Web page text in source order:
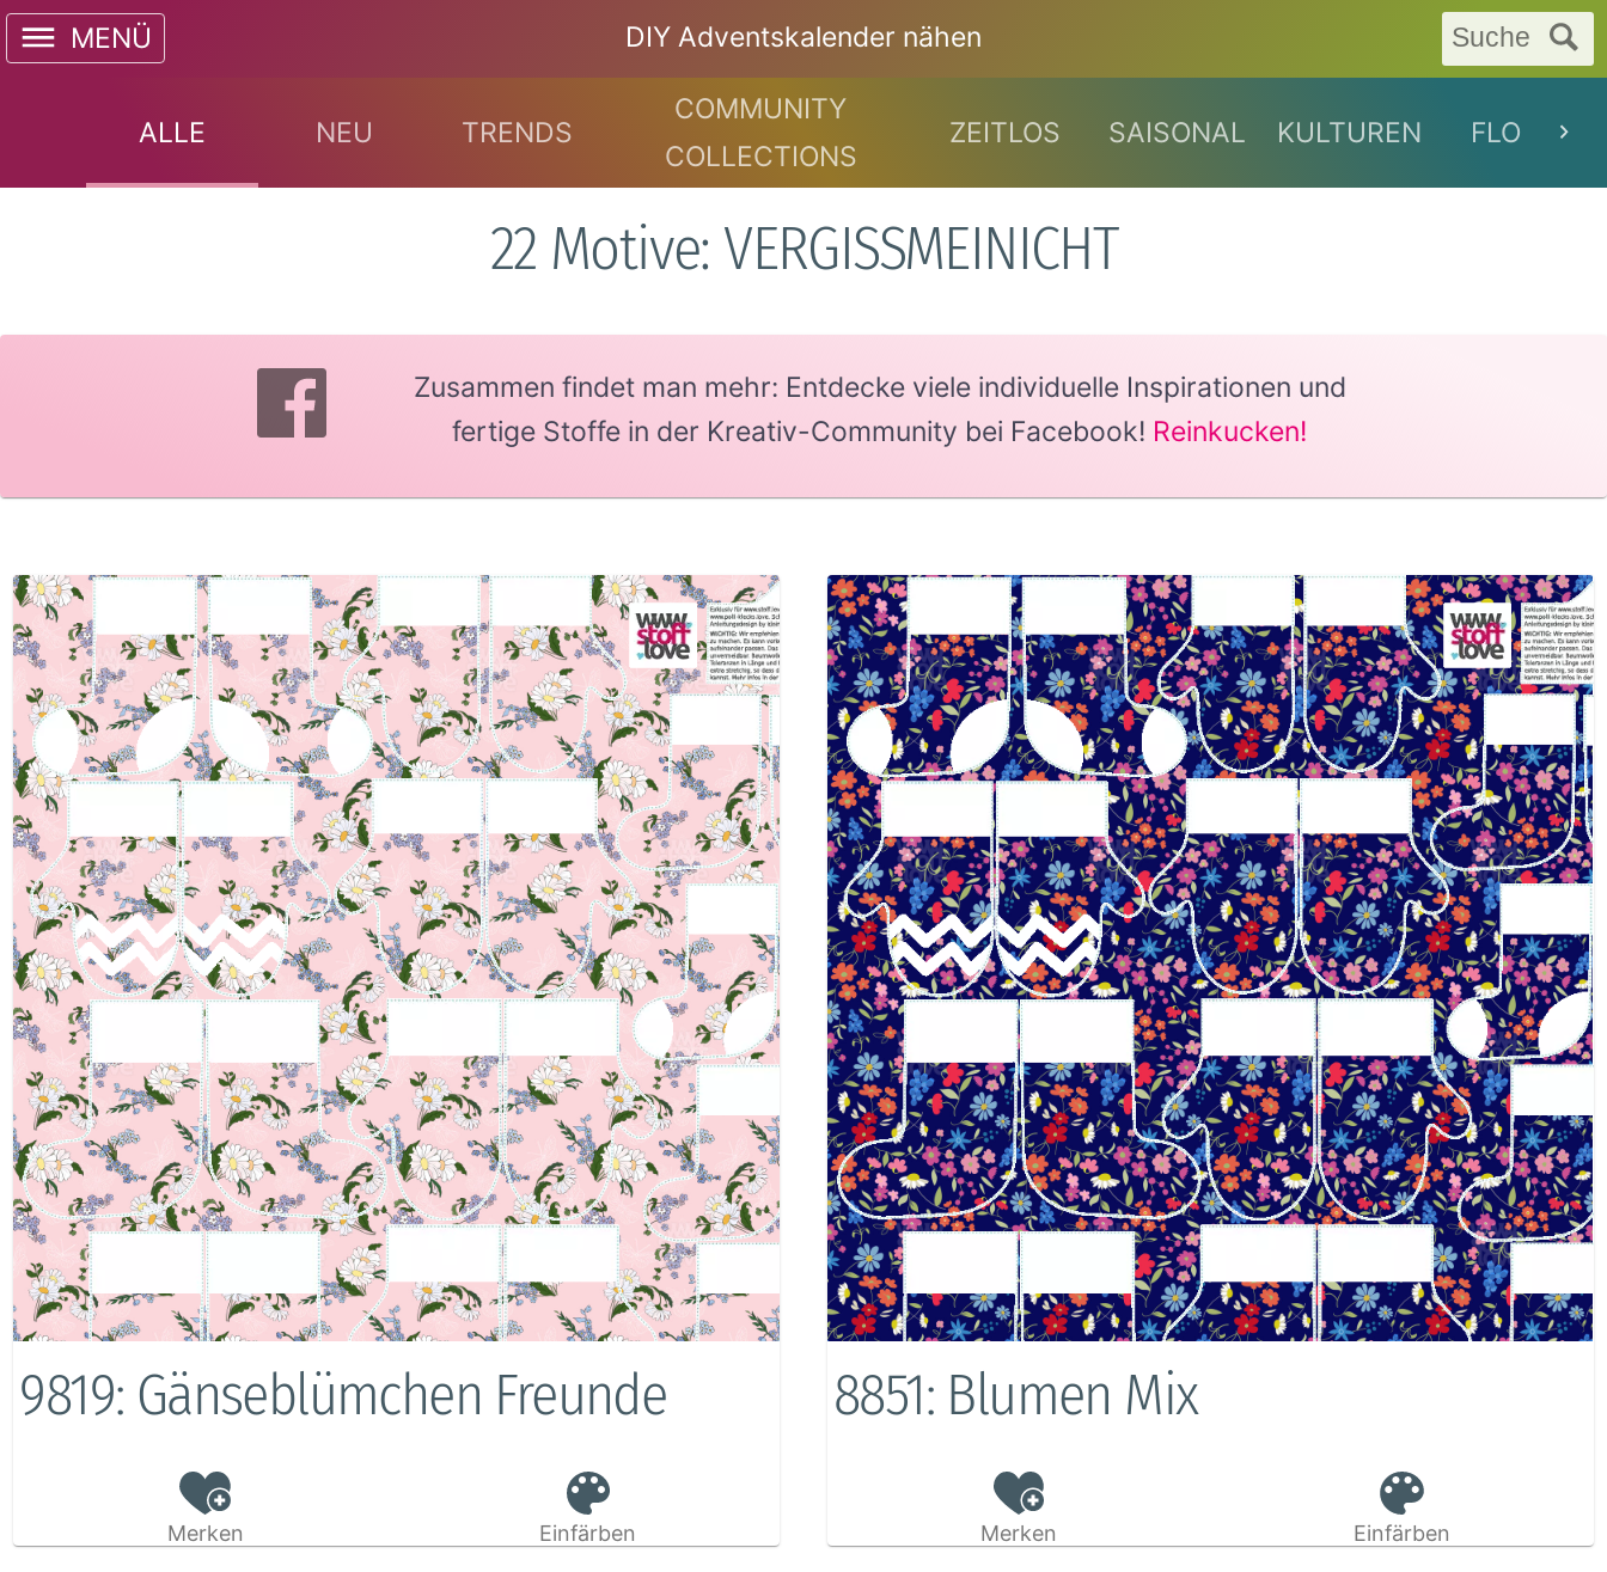
MENÜ DIY Adventskalender nähen Suche
ALLE NEU TRENDS
COMMUNITY
COLLECTIONS
ZEITLOS SAISONAL KULTUREN FLORAL
22 Motive: VERGISSMEINICHT
Zusammen findet man mehr: Entdecke viele individuelle Inspirationen und
fertige Stoffe in der Kreativ-Community bei Facebook! Reinkucken!
9819: Gänseblümchen Freunde
Merken Einfärben
8851: Blumen Mix
Merken Einfärben